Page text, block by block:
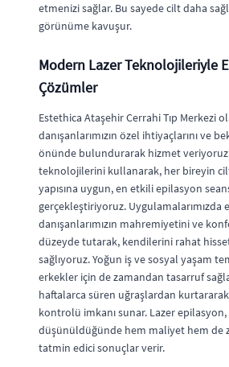
etmenizi sağlar. Bu sayede cilt daha
görünüme kavuşur.
Modern Lazer Teknolojileriyle
Çözümler
Estethica Ataşehir Cerrahi Tıp Merkezi
danışanlarımızın özel ihtiyaçlarını ve
önünde bulundurarak hizmet
teknolojilerini kullanarak, her bireyin
yapısına uygun, en etkili epilasyon
gerçekleştiriyoruz. Uygulamalarımızda
danışanlarımızın mahremiyetini ve
düzeyde tutarak, kendilerini rahat
sağlıyoruz. Yoğun iş ve sosyal yaşam
erkekler için de zamandan tasarruf
haftalarca süren uğraşlardan
kontrolü imkanı sunar. Lazer
düşünüldüğünde hem maliyet hem de
tatmin edici sonuçlar verir.